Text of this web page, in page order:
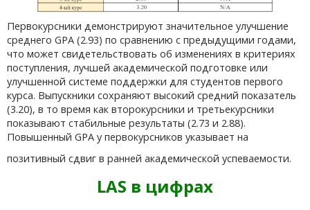
Первокурсники демонстрируют значительное улучшение
среднего GPA (2.93) по сравнению с предыдущими годами,
что может свидетельствовать об изменениях в критериях
поступления, лучшей академической подготовке или
улучшенной системе поддержки для студентов первого
курса. Выпускники сохраняют высокий средний показатель
(3.20), в то время как второкурсники и третьекурсники
показывают стабильные результаты (2.73 и 2.88).
Повышенный GPA у первокурсников указывает на
позитивный сдвиг в ранней академической успеваемости.
LAS в цифрах